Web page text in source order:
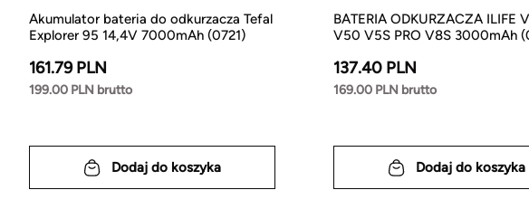
Akumulator bateria do odkurzacza Tefal
Explorer 95 14,4V 7000mAh (0721)
161.79 PLN
199.00 PLN brutto
Dodaj do koszyka
BATERIA ODKURZACZA ILIFE
V50 V5S PRO V8S 3000mAh
137.40 PLN
169.00 PLN brutto
Dodaj do koszyka